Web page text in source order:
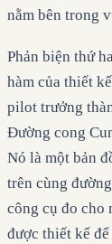
nằm bên trong
Phản biện thứ
hàm của thiết
pilot trưởng
Đường cong
Nó là một bản
trên cùng
công cụ đo cho
được thiết kế